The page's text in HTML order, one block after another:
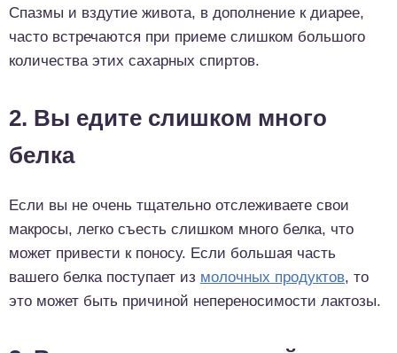
Спазмы и вздутие живота, в дополнение к диарее,
часто встречаются при приеме слишком большого
количества этих сахарных спиртов.
2. Вы едите слишком много
белка
Если вы не очень тщательно отслеживаете свои
макросы, легко съесть слишком много белка, что
может привести к поносу. Если большая часть
вашего белка поступает из молочных продуктов, то
это может быть причиной непереносимости лактозы.